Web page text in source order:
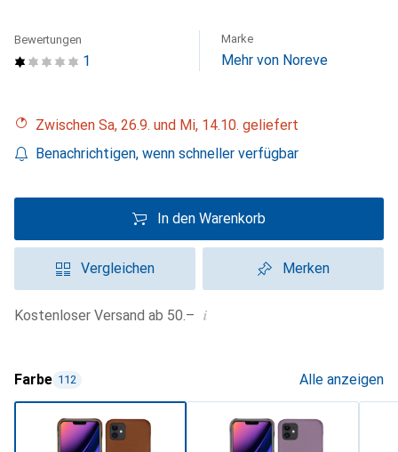
1
Bewertungen Marke
Mehr von Noreve
Zwischen Sa, 26.9. und Mi, 14.10. geliefert
Benachrichtigen, wenn schneller verfügbar
In den Warenkorb
Vergleichen Merken
Kostenloser Versand ab 50.– i
Farbe 112 Alle anzeigen